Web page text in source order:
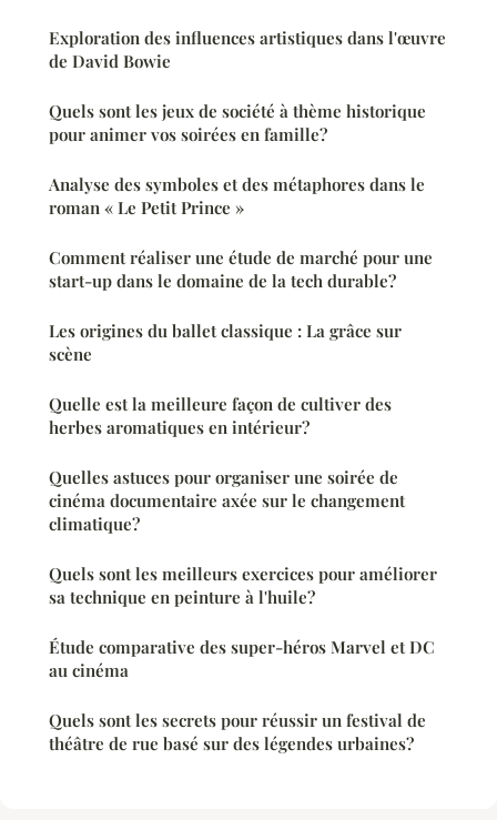
Exploration des influences artistiques dans l'œuvre
de David Bowie
Quels sont les jeux de société à thème historique
pour animer vos soirées en famille?
Analyse des symboles et des métaphores dans le
roman « Le Petit Prince »
Comment réaliser une étude de marché pour une
start-up dans le domaine de la tech durable?
Les origines du ballet classique : La grâce sur
scène
Quelle est la meilleure façon de cultiver des
herbes aromatiques en intérieur?
Quelles astuces pour organiser une soirée de
cinéma documentaire axée sur le changement
climatique?
Quels sont les meilleurs exercices pour améliorer
sa technique en peinture à l'huile?
Étude comparative des super-héros Marvel et DC
au cinéma
Quels sont les secrets pour réussir un festival de
théâtre de rue basé sur des légendes urbaines?